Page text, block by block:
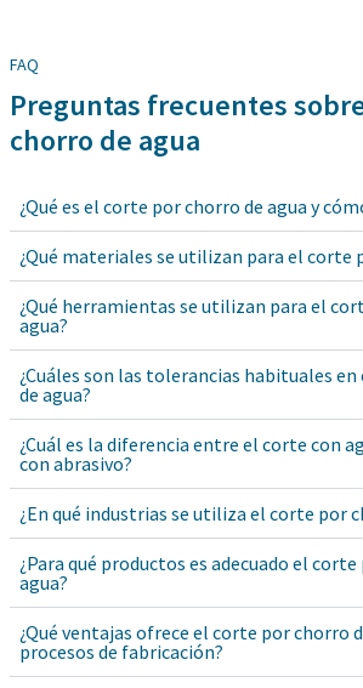
FAQ
Preguntas frecuentes
chorro de agua
¿Qué es el corte por chorro de agua y
¿Qué materiales se utilizan para el corte
¿Qué herramientas se utilizan para el
agua?
¿Cuáles son las tolerancias habituales
de agua?
¿Cuál es la diferencia entre el corte con
con abrasivo?
¿En qué industrias se utiliza el corte por
¿Para qué productos es adecuado el
agua?
¿Qué ventajas ofrece el corte por chorro
procesos de fabricación?